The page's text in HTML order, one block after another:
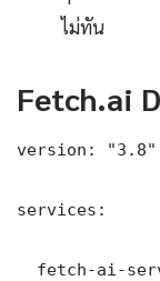
ไม่ทัน
Fetch.ai
version: "3.8"
services:
fetch-ai-